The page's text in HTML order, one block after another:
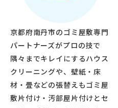
京都府南丹市のゴミ屋敷専門
パートナーズがプロの技で
隅々までキレイにするハウス
クリーニングや、壁紙・床
材・畳などの張替えもゴミ屋
敷片付け・汚部屋片付けとセ